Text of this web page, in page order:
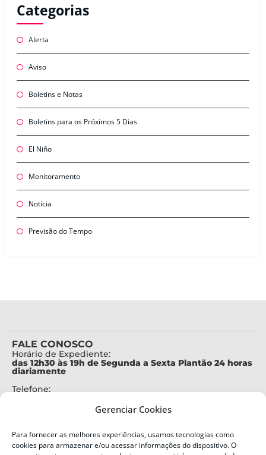
Gerenciar Cookies
Para fornecer as melhores experiências, usamos tecnologias como
cookies para armazenar e/ou acessar informações do dispositivo. O
Categorias
Alerta
Aviso
Boletins e Notas
Boletins para os Próximos 5 Dias
El Niño
Monitoramento
Notícia
Previsão do Tempo
FALE CONOSCO
Horário de Expediente:
das 12h30 às 19h de Segunda a Sexta Plantão 24 horas
diariamente
Telefone:
Alertas Defesa Civil:
SMS 40199